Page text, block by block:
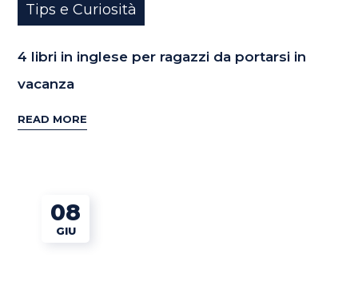
Tips e Curiosità
4 libri in inglese per ragazzi da portarsi in
vacanza
READ MORE
08
GIU